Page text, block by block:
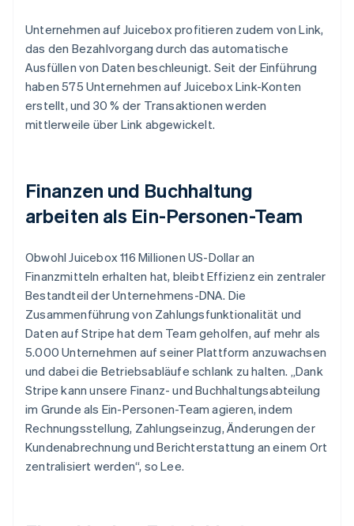
Unternehmen auf Juicebox profitieren zudem von Link,
das den Bezahlvorgang durch das automatische
Ausfüllen von Daten beschleunigt. Seit der Einführung
haben 575 Unternehmen auf Juicebox Link-Konten
erstellt, und 30 % der Transaktionen werden
mittlerweile über Link abgewickelt.
Finanzen und Buchhaltung
arbeiten als Ein-Personen-Team
Obwohl Juicebox 116 Millionen US-Dollar an
Finanzmitteln erhalten hat, bleibt Effizienz ein zentraler
Bestandteil der Unternehmens-DNA. Die
Zusammenführung von Zahlungsfunktionalität und
Daten auf Stripe hat dem Team geholfen, auf mehr als
5.000 Unternehmen auf seiner Plattform anzuwachsen
und dabei die Betriebsabläufe schlank zu halten. „Dank
Stripe kann unsere Finanz- und Buchhaltungsabteilung
im Grunde als Ein-Personen-Team agieren, indem
Rechnungsstellung, Zahlungseinzug, Änderungen der
Kundenabrechnung und Berichterstattung an einem Ort
zentralisiert werden“, so Lee.